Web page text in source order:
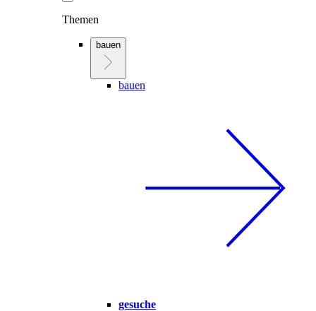
Themen
bauen
bauen
gesuche